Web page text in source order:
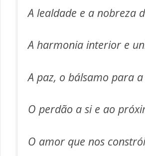
A lealdade e a nobreza
A harmonia interior e
A paz, o bálsamo para
O perdão a si e ao
O amor que nos